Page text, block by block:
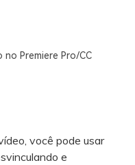
Premiere Pro/CC
você pode usar
e